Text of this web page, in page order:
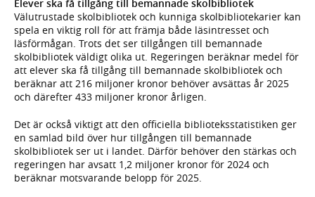
Elever ska få tillgång till bemannade skolbibliotek
Välutrustade skolbibliotek och kunniga skolbibliotekarier kan
spela en viktig roll för att främja både läsintresset och
läsförmågan. Trots det ser tillgången till bemannade
skolbibliotek väldigt olika ut. Regeringen beräknar medel för
att elever ska få tillgång till bemannade skolbibliotek och
beräknar att 216 miljoner kronor behöver avsättas år 2025
och därefter 433 miljoner kronor årligen.
Det är också viktigt att den officiella biblioteksstatistiken ger
en samlad bild över hur tillgången till bemannade
skolbibliotek ser ut i landet. Därför behöver den stärkas och
regeringen har avsatt 1,2 miljoner kronor för 2024 och
beräknar motsvarande belopp för 2025.